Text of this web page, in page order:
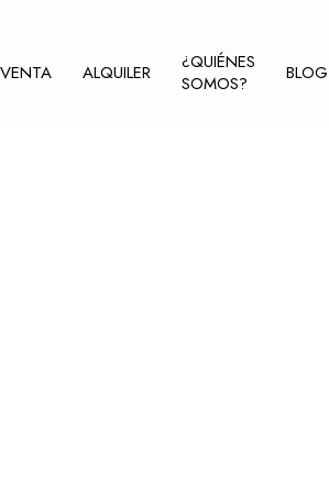
VENTA ALQUILER
¿QUIÉNES
SOMOS?
BLOG